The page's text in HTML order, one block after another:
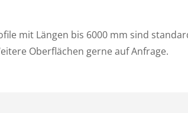
mit Längen bis 6000 mm sind
Oberflächen gerne auf Anfrage.